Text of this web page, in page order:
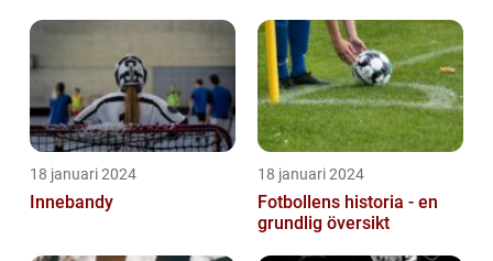
18 januari 2024
Innebandy
18 januari 2024
Fotbollens historia - en
grundlig översikt